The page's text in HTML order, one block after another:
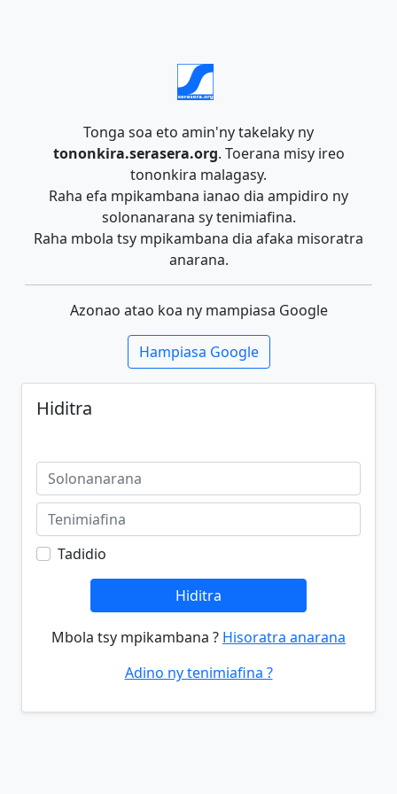
Tonga soa eto amin'ny takelaky ny
tononkira.serasera.org. Toerana misy ireo
tononkira malagasy.
Raha efa mpikambana ianao dia ampidiro ny
solonanarana sy tenimiafina.
Raha mbola tsy mpikambana dia afaka misoratra
anarana.
Azonao atao koa ny mampiasa Google
Hampiasa Google
Hiditra
Tadidio
Hiditra
Mbola tsy mpikambana ? Hisoratra anarana
Adino ny tenimiafina ?